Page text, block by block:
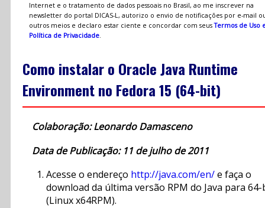
Internet e o tratamento de dados pessoais no Brasil, ao me inscrever na
newsletter do portal DICAS-L, autorizo o envio de notificações por e-mail
outros meios e declaro estar ciente e concordar com seusTermos de Uso
Política de Privacidade.
Como instalar o Oracle Java Runtime
Environment no Fedora 15 (64-bit)
Colaboração: Leonardo Damasceno
Data de Publicação: 11 de julho de 2011
Acesse o endereço http://java.com/en/e faça o
download da última versão RPM do Java para
(Linux x64RPM).